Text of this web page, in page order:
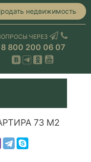
недвижимость
ЧЕРЕЗ
8 800 200 06 07
73 М2